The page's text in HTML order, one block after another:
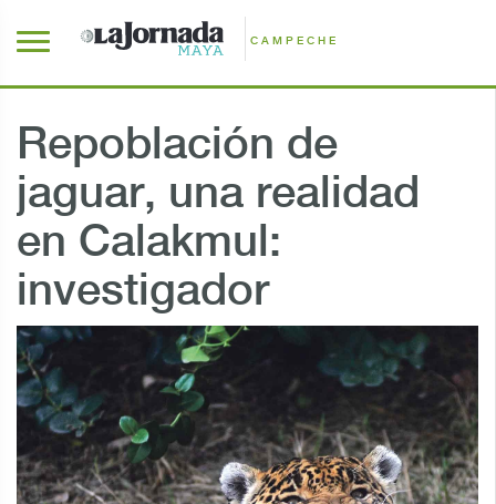
CAMPECHE
Repoblación de
jaguar, una realidad
en Calakmul:
investigador